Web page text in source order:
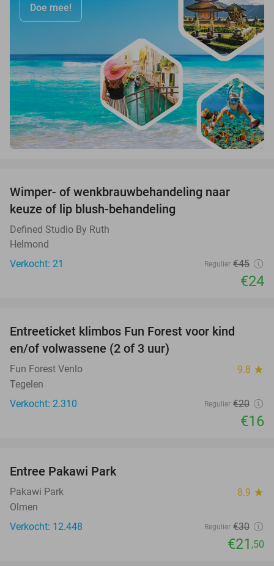
Doe mee!
Wimper- of wenkbrauwbehandeling naar
keuze of lip blush-behandeling
Defined Studio By Ruth
Helmond
Verkocht: 21
Regulier €45
€24
Entreeticket klimbos Fun Forest voor kind
en/of volwassene (2 of 3 uur)
Fun Forest Venlo 9.8 star
Tegelen
Verkocht: 2.310
Regulier €20
€16
Entree Pakawi Park
Pakawi Park 8.9 star
Olmen
Verkocht: 12.448
Regulier €30
€21 ,50